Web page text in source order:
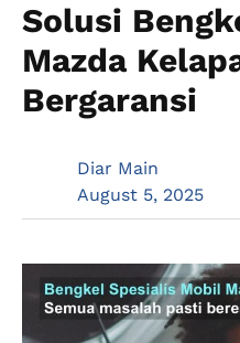
Solusi
Mazda
Bergaransi
Diar Main
August 5, 2025